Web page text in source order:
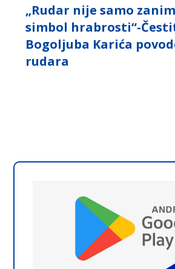
„Rudar nije samo
simbol hrabrosti“-
Bogoljuba Karića
rudara